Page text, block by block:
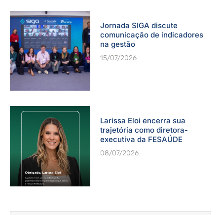
Jornada SIGA discute
comunicação de indicadores
na gestão
15/07/2026
Larissa Eloi encerra sua
trajetória como diretora-
executiva da FESAÚDE
08/07/2026